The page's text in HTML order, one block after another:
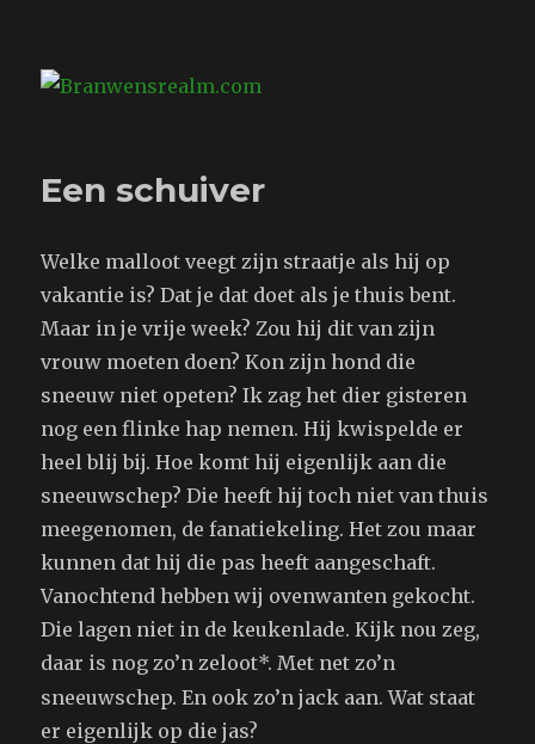
Branwensrealm.com
Een schuiver
Welke malloot veegt zijn straatje als hij op
vakantie is? Dat je dat doet als je thuis bent.
Maar in je vrije week? Zou hij dit van zijn
vrouw moeten doen? Kon zijn hond die
sneeuw niet opeten? Ik zag het dier gisteren
nog een flinke hap nemen. Hij kwispelde er
heel blij bij. Hoe komt hij eigenlijk aan die
sneeuwschep? Die heeft hij toch niet van thuis
meegenomen, de fanatiekeling. Het zou maar
kunnen dat hij die pas heeft aangeschaft.
Vanochtend hebben wij ovenwanten gekocht.
Die lagen niet in de keukenlade. Kijk nou zeg,
daar is nog zo’n zeloot*. Met net zo’n
sneeuwschep. En ook zo’n jack aan. Wat staat
er eigenlijk op die jas?